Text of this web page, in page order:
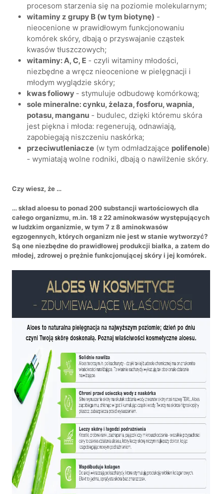
procesom starzenia się na poziomie molekularnym;
witaminy z grupy B (w tym biotynę) -
nieocenione w prawidłowym funkcjonowaniu
komórek skóry, dbają o przyswajanie cząstek
kwasów tłuszczowych;
witaminy: A, C, E - czyli witaminy młodości,
niezbędne a wręcz nieocenione w pielęgnacji i
młodym wyglądzie skóry;
kwas foliowy - stymuluje odbudowę komórkową;
sole mineralne: cynku, żelaza, fosforu, wapnia,
potasu, manganu - budulec, dzięki któremu skóra
jest piękna i młoda: regenerują, odnawiają,
zapobiegają niszczeniu naskórka;
przeciwutleniacze (w tym odmładzające polifenole)
- wymiatają wolne rodniki, dbają o nawilżenie skóry.
Czy wiesz, że …
… skład aloesu to ponad 200 substancji wartościowych dla
całego organizmu, m.in. 18 z 22 aminokwasów występujących
w ludzkim organizmie, w tym 7 z 8 aminokwasów
egzogennych, których organizm nie jest w stanie wytworzyć?
Są one niezbędne do prawidłowej produkcji białka, a zatem do
młodej, zdrowej o prężnie funkcjonującej skóry i jej komórek.